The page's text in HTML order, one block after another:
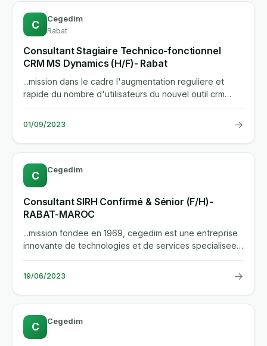
C Cegedim
Rabat
Consultant Stagiaire Technico-fonctionnel
CRM MS Dynamics (H/F)- Rabat
...mission dans le cadre l'augmentation reguliere et
rapide du nombre d'utilisateurs du nouvel outil crm
dynamics 365 au...
01/09/2023 →
C Cegedim
Consultant SIRH Confirmé & Sénior (F/H)-
RABAT-MAROC
...mission fondee en 1969, cegedim est une entreprise
innovante de technologies et de services specialisee
dans la gestion...
19/06/2023 →
C Cegedim